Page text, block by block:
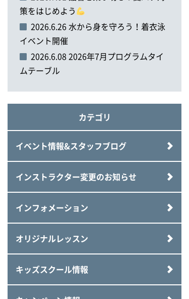
策をはじめよう
2026.6.26 水から身を守ろう！着衣泳
イベント開催
2026.6.08 2026年7月プログラムタイ
ムテーブル
カテゴリ
イベント情報&スタッフブログ
インストラクター変更のお知らせ
インフォメーション
オリジナルレッスン
キッズスクール情報